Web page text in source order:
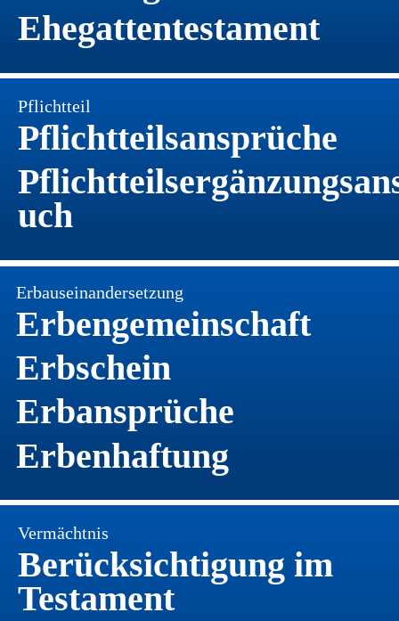
Erbauseinandersetzung
Erbengemeinschaft
Erbschein
Erbansprüche
Erbenhaftung
Pflichtteil
Pflichtteilsansprüche
uch
Ehegattentestament
Vermächtnis
Berücksichtigung im
Testament